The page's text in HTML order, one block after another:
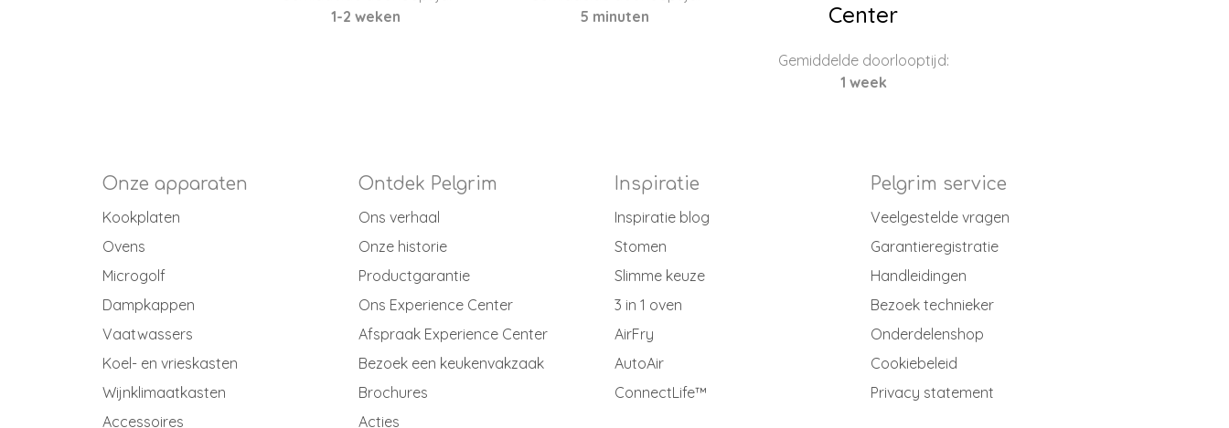
1-2 weken
5 minuten
Center
Gemiddelde doorlooptijd:
1 week
Onze apparaten
Kookplaten
Ovens
Microgolf
Dampkappen
Vaatwassers
Koel- en vrieskasten
Wijnklimaatkasten
Accessoires
Ontdek Pelgrim
Ons verhaal
Onze historie
Productgarantie
Ons Experience Center
Afspraak Experience Center
Bezoek een keukenvakzaak
Brochures
Acties
Inspiratie
Inspiratie blog
Stomen
Slimme keuze
3 in 1 oven
AirFry
AutoAir
ConnectLife™
Pelgrim service
Veelgestelde vragen
Garantieregistratie
Handleidingen
Bezoek technieker
Onderdelenshop
Cookiebeleid
Privacy statement